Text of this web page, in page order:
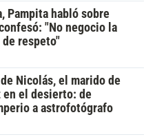
Pampita habló sobre
"No negocio la
respeto"
Nicolás, el marido de
en el desierto: de
a astrofotógrafo